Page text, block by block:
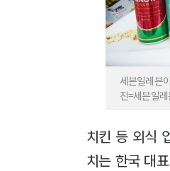
세븐일레븐
진=세븐일
치킨 등 외식
치는 한국 대